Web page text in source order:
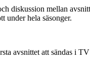
diskussion mellan
under hela säsonger.
avsnittet att sändas i